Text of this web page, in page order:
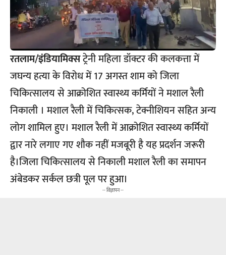
रतलाम/इंडियामिक्सट्रेनी महिला डॉक्टर की कलकत्ता में
जघन्य हत्या के विरोध में 17 अगस्त शाम को जिला
चिकित्सालय से आक्रोशित स्वास्थ्य कर्मियों ने मशाल रैली
निकाली । मशाल रैली में चिकित्सक, टेक्नीशियन सहित अन्य
लोग शामिल हुए। मशाल रैली में आक्रोशित स्वास्थ्य कर्मियों
द्वार नारे लगाए गए शौक नहीं मजबूरी है यह प्रदर्शन जरूरी
है।जिला चिकित्सालय से निकाली मशाल रैली का समापन
अंबेडकर सर्कल छत्री पूल पर हुआ।
-- विज्ञापन --